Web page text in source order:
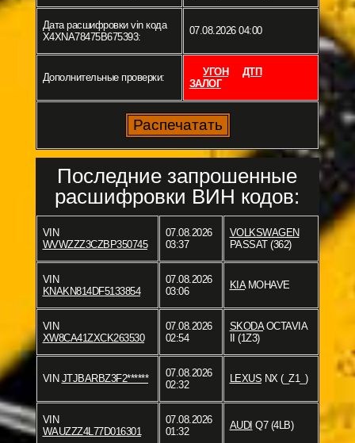
Дата расшифровки vin кода
X4XNA78475B675393:
07.08.2026 04:00
Дополнительные проверки: УГОН
ДТП
ЗАЛОГ
Последние запрошенные
расшифровки ВИН кодов:
VIN
WVWZZZ3CZBP350745
07.08.2026
03:37
VOLKSWAGEN
PASSAT (362)
VIN
KNAKN814DF5133854
07.08.2026
03:06
KIAMOHAVE
VIN
XW8CA41ZXCK263530
07.08.2026
02:54
SKODAOCTAVIA
II (1Z3)
VIN JTJBARBZ3F2******
07.08.2026
02:32
LEXUS NX (_Z1_)
VIN
WAUZZZ4L77D016301
07.08.2026
01:32
AUDI Q7 (4LB)